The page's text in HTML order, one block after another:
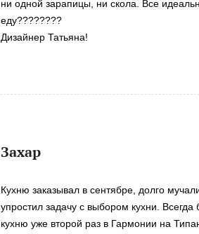
ни одной зарапицы, ни скола. Все
еду????????
Дизайнер Татьяна!
Захар
Кухню заказывал в сентябре, долго
упростил задачу с выбором кухни.
кухню уже второй раз в Гармонии на